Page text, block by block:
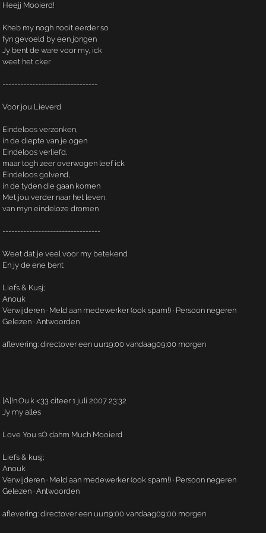
Heejj Mooierd!
Kheb my nogh nooit eerder so
fyn gevoeld by een jongen
Jy bent de ware voor my, ick
weet het cker
--------------------------------
Voor jou Lieverd
Eindeloos verzonken,
in de diepte van je ogen
Eindeloos verliefd,
maar togh zeer overwogen leef ick
Eindeloos golvend,
in de tyden die gaan komen
Met jou verder naar het leven,
van myn eindeloze dromen
---------------------------------
Weet dat je veel voor my betekend
En jy de ene bent
Liefs & Kusj;
Anouk
Verwijderen · Meld aan medewerker (ook spam!) · Persoon negeren
Gelezen · Antwoorden
aflevering: directover een uur19:00 vandaag09:00 morgen
[A]!n.­Ou.­k <33 citeer 1 juli 2007 23:32
Jy my alles
Love You sO dahm Much Mooierd
Liefs & kusj;
Anouk
Verwijderen · Meld aan medewerker (ook spam!) · Persoon negeren
Gelezen · Antwoorden
aflevering: directover een uur19:00 vandaag09:00 morgen